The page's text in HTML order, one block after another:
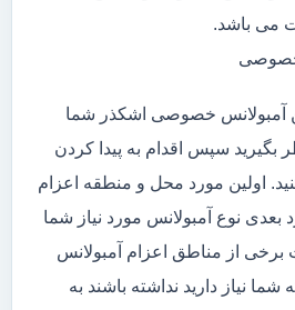
می باشد.
خصوصی
آمبولانس خصوصی اشکذر شما
بگیرید سپس اقدام به پیدا کردن
اولین مورد محل و منطقه اعزام
بعدی نوع آمبولانس مورد نیاز شما
از مناطق اعزام آمبولانس
نیاز دارید نداشته باشند به